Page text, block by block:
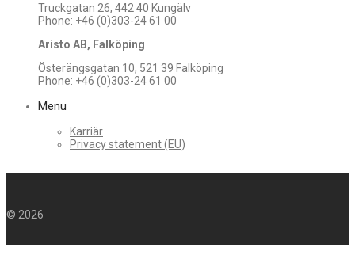
Truckgatan 26, 442 40 Kungälv
Phone: +46 (0)303-24 61 00
Aristo AB, Falköping
Österängsgatan 10, 521 39 Falköping
Phone: +46 (0)303-24 61 00
Menu
Karriär
Privacy statement (EU)
© 2026